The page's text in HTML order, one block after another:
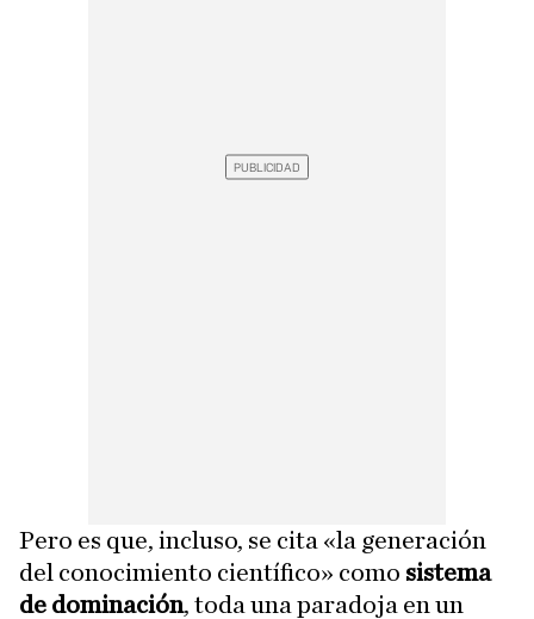
Pero es que, incluso, se cita «la generación
del conocimiento científico» como sistema
de dominación, toda una paradoja en un